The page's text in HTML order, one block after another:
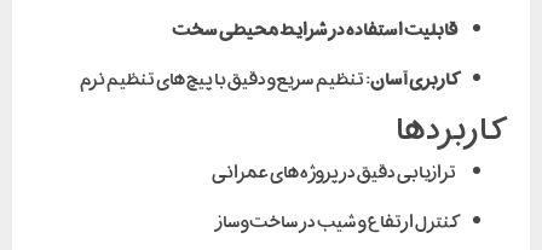
قابلیت استفاده در شرایط محیطی سخت
کاربری آسان:تنظیم سریع و دقیق با پیچ‌های تنظیم نرم
کاربردها
ترازیابی دقیق در پروژه‌های عمرانی
کنترل ارتفاع و شیب در ساخت‌وساز